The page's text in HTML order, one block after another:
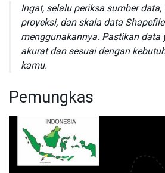
Ingat, selalu periksa sumber
proyeksi, dan skala data
menggunakannya. Pastikan data
akurat dan sesuai dengan
kamu.
Pemungkas